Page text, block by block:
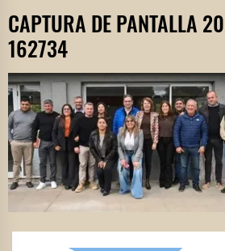
CAPTURA DE PANTALLA
162734